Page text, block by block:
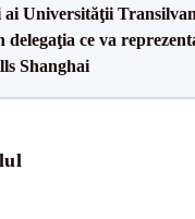
ai Universităţii
delegaţia ce va
Shanghai